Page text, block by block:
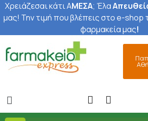
Χρειάζεσαι κάτι ΑΜΕΣΑ; Έλα
μας! Την τιμή που βλέπεις στο e-shop
φαρμακεία μας!